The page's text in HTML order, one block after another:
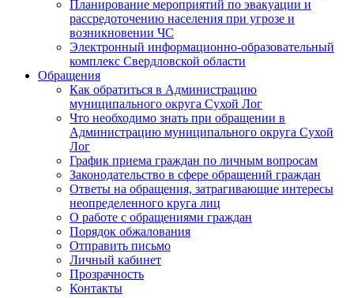
Планирование мероприятий по эвакуации и
рассредоточению населения при угрозе и
возникновении ЧС
Электронный информационно-образовательный
комплекс Свердловской области
Обращения
Как обратиться в Администрацию
муниципального округа Сухой Лог
Что необходимо знать при обращении в
Администрацию муниципального округа Сухой
Лог
График приема граждан по личным вопросам
Законодательство в сфере обращений граждан
Ответы на обращения, затрагивающие интересы
неопределенного круга лиц
О работе с обращениями граждан
Порядок обжалования
Отправить письмо
Личный кабинет
Прозрачность
Контакты